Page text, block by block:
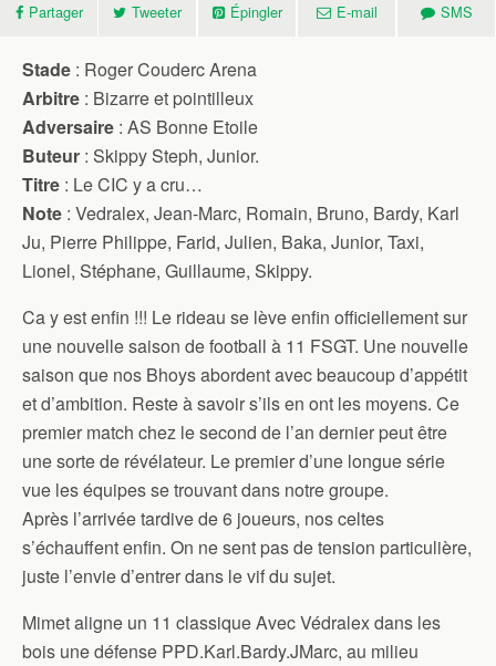
Partager Tweeter Épingler E-mail SMS
Stade : Roger Couderc Arena
Arbitre : Bizarre et pointilleux
Adversaire : AS Bonne Etoile
Buteur : Skippy Steph, Junior.
Titre : Le CIC y a cru…
Note : Vedralex, Jean-Marc, Romain, Bruno, Bardy, Karl
Ju, Pierre Philippe, Farid, Julien, Baka, Junior, Taxi,
Lionel, Stéphane, Guillaume, Skippy.
Ca y est enfin !!! Le rideau se lève enfin officiellement sur
une nouvelle saison de football à 11 FSGT. Une nouvelle
saison que nos Bhoys abordent avec beaucoup d’appétit
et d’ambition. Reste à savoir s’ils en ont les moyens. Ce
premier match chez le second de l’an dernier peut être
une sorte de révélateur. Le premier d’une longue série
vue les équipes se trouvant dans notre groupe.
Après l’arrivée tardive de 6 joueurs, nos celtes
s’échauffent enfin. On ne sent pas de tension particulière,
juste l’envie d’entrer dans le vif du sujet.
Mimet aligne un 11 classique Avec Védralex dans les
bois une défense PPD.Karl.Bardy.JMarc, au milieu